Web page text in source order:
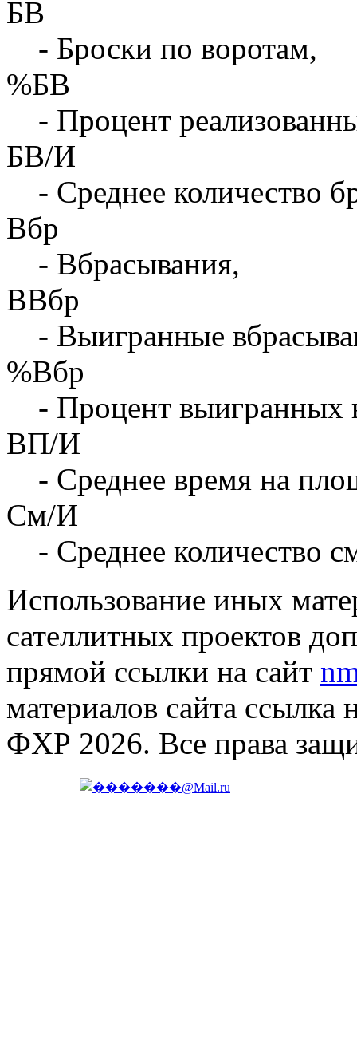
БВ
- Броски по воротам,
%БВ
- Процент
БВ/И
- Среднее количество
Вбр
- Вбрасывания,
ВВбр
- Выигранные
%Вбр
- Процент выигранных
ВП/И
- Среднее время на
См/И
- Среднее количество
Использование иных
сателлитных проектов
прямой ссылки на сайт
материалов сайта ссылка
ФХР 2026. Все права